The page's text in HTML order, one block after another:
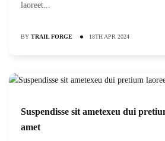
laoreet...
BY TRAIL FORGE 18TH APR 2024
Suspendisse sit ametexeu dui
amet